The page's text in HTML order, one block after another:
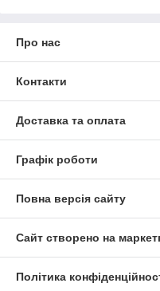
Про нас
Контакти
Доставка та оплата
Графік роботи
Повна версія сайту
Сайт створено на
Політика